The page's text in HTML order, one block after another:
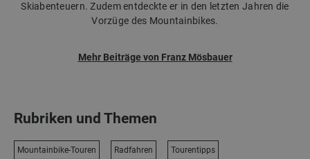
Skiabenteuern. Zudem entdeckte er in den letzten Jahren die
Vorzüge des Mountainbikes.
Mehr Beiträge von Franz Mösbauer
Rubriken und Themen
Mountainbike-Touren Radfahren Tourentipps